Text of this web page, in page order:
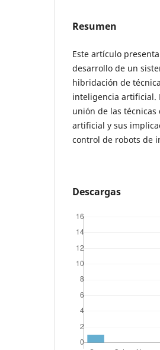
Resumen
Este artículo
desarrollo de un
hibridación de
inteligencia artificial.
unión de las
artificial y sus
control de robots de
Descargas